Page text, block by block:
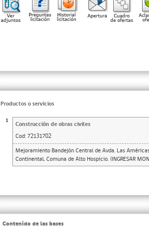
Productos o servicios
1
Construcción de obras civiles
Cod: 72131702
Mejoramiento Bandejón Central de Avda. Las
Continental, Comuna de Alto Hospicio. (INGRESAR
Contenido de las bases